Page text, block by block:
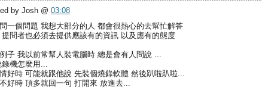
by Josh @ 03:08
一個問題 我想大部分的人 都會很熱心的去幫忙解答
問者也必須去提供應該有的資訊 以及應有的態度
子 我以前常幫人裝電腦時 總是會有人問說 ...
錄機怎麼用...
好時 可能就跟他說 先裝個燒錄軟體 然後趴啦趴啦...
好時 頂多就回一句 打開來 放進去...